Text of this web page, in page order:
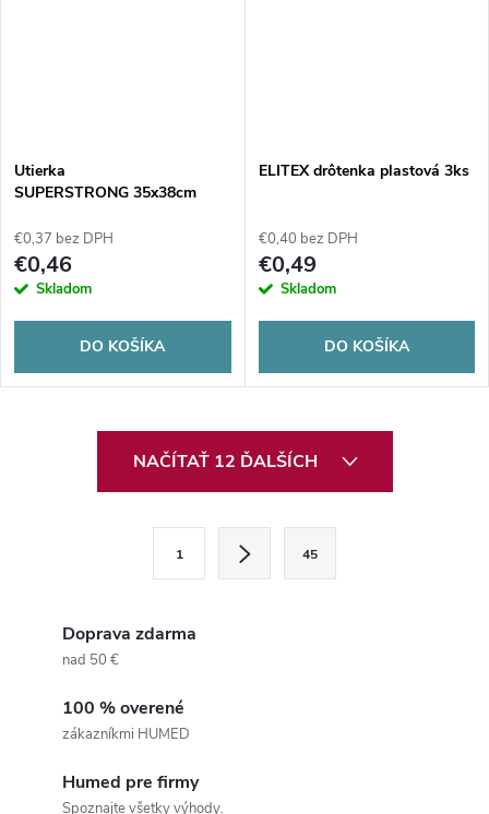
Utierka
SUPERSTRONG 35x38cm
€0,37 bez DPH
€0,46
Skladom
DO KOŠÍKA
ELITEX drôtenka plastová 3ks
€0,40 bez DPH
€0,49
Skladom
DO KOŠÍKA
NAČÍTAŤ 12 ĎALŠÍCH
1 45
Doprava zdarma
nad 50 €
100 % overené
zákazníkmi HUMED
Humed pre firmy
Spoznajte všetky výhody.